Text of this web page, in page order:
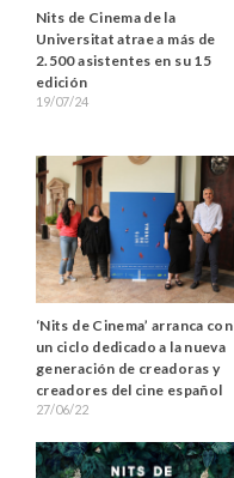
Nits de Cinema de la
Universitat atrae a más de
2.500 asistentes en su 15
edición
19/07/24
‘Nits de Cinema’ arranca con
un ciclo dedicado a la nueva
generación de creadoras y
creadores del cine español
27/06/22